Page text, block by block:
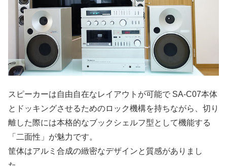
スピーカーは自由自在なレイアウトが可能で SA-C07本体
とドッキングさせるためのロック機構を持ちながら、切り
離した際には本格的なブックシェルフ型として機能する
「二面性」が魅力です。
筐体はアルミ合成の緻密なデザインと質感がありまし